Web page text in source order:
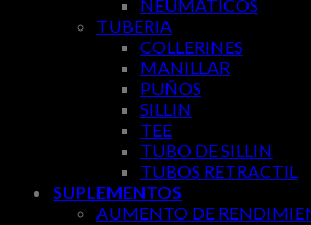
NEUMÁTICOS
TUBERIA
COLLERINES
MANILLAR
PUÑOS
SILLIN
TEE
TUBO DE SILLIN
TUBOS RETRACTIL
SUPLEMENTOS
AUMENTO DE